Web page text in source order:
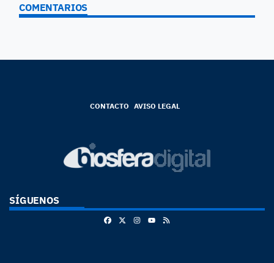
COMENTARIOS
CONTACTO AVISO LEGAL
SÍGUENOS
FacebookInstagram